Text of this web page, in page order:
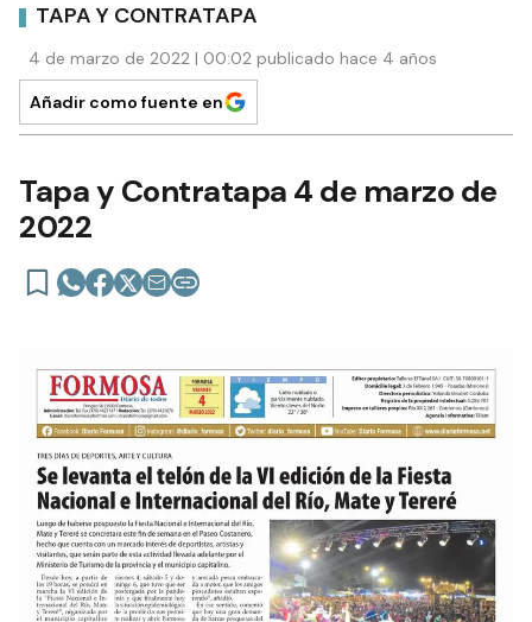
TAPA Y CONTRATAPA
4 de marzo de 2022 | 00:02 publicado hace 4 años
Añadir como fuente en
Tapa y Contratapa 4 de marzo de
2022